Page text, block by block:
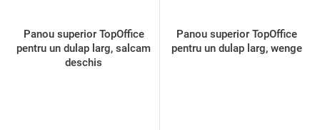
Panou superior TopOffice
pentru un dulap larg, salcam
deschis
Panou superior TopOffice
pentru un dulap larg, wenge